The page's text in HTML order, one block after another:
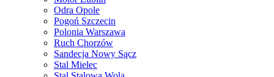
Odra Opole
Pogoń Szczecin
Polonia Warszawa
Ruch Chorzów
Sandecja Nowy Sącz
Stal Mielec